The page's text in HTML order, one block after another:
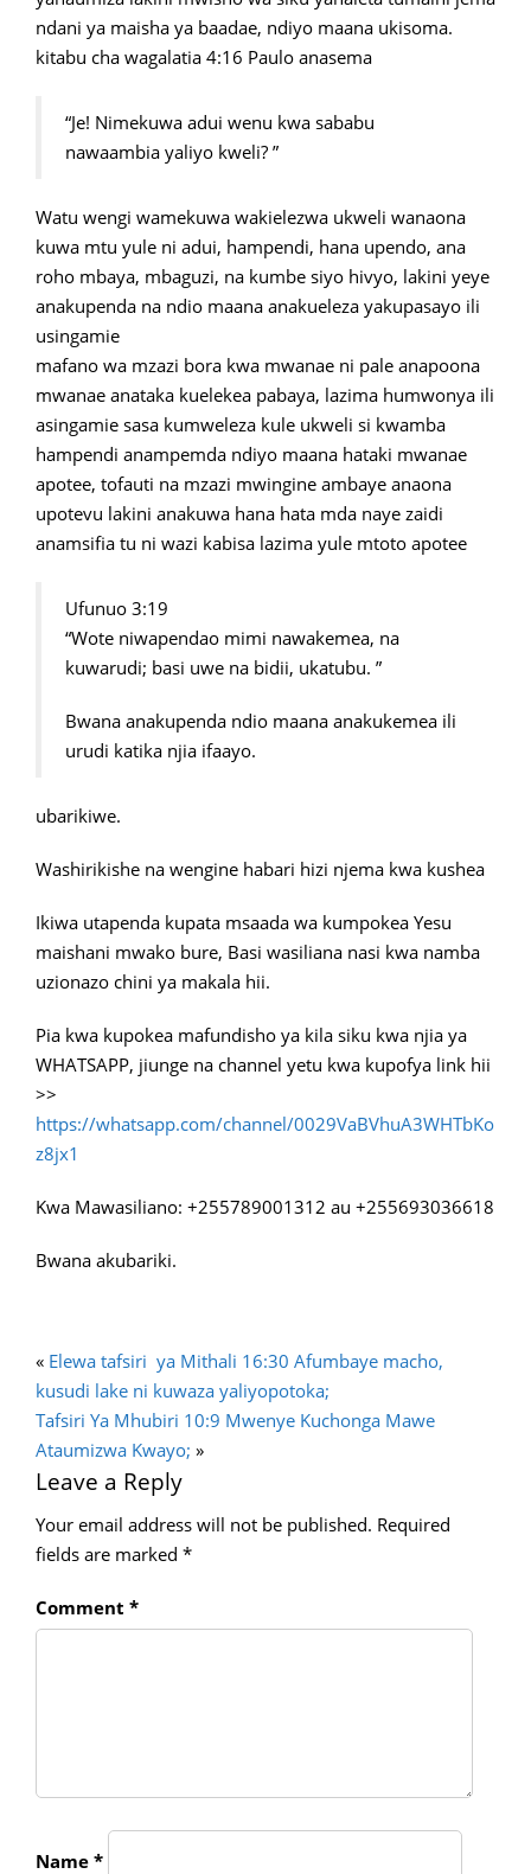
ndani ya maisha ya baadae, ndiyo maana ukisoma.
kitabu cha wagalatia 4:16 Paulo anasema
“Je! Nimekuwa adui wenu kwa sababu
nawaambia yaliyo kweli? ”
Watu wengi wamekuwa wakielezwa ukweli wanaona
kuwa mtu yule ni adui, hampendi, hana upendo, ana
roho mbaya, mbaguzi, na kumbe siyo hivyo, lakini yeye
anakupenda na ndio maana anakueleza yakupasayo ili
usingamie
mafano wa mzazi bora kwa mwanae ni pale anapoona
mwanae anataka kuelekea pabaya, lazima humwonya ili
asingamie sasa kumweleza kule ukweli si kwamba
hampendi anampemda ndiyo maana hataki mwanae
apotee, tofauti na mzazi mwingine ambaye anaona
upotevu lakini anakuwa hana hata mda naye zaidi
anamsifia tu ni wazi kabisa lazima yule mtoto apotee
Ufunuo 3:19
“Wote niwapendao mimi nawakemea, na
kuwarudi; basi uwe na bidii, ukatubu. ”
Bwana anakupenda ndio maana anakukemea ili
urudi katika njia ifaayo.
ubarikiwe.
Washirikishe na wengine habari hizi njema kwa kushea
Ikiwa utapenda kupata msaada wa kumpokea Yesu
maishani mwako bure, Basi wasiliana nasi kwa namba
uzionazo chini ya makala hii.
Pia kwa kupokea mafundisho ya kila siku kwa njia ya
WHATSAPP, jiunge na channel yetu kwa kupofya link hii
>>
https://whatsapp.com/channel/0029VaBVhuA3WHTbKo
z8jx1
Kwa Mawasiliano: +255789001312 au +255693036618
Bwana akubariki.
« Elewa tafsiri ya Mithali 16:30 Afumbaye macho,
kusudi lake ni kuwaza yaliyopotoka;
Tafsiri Ya Mhubiri 10:9 Mwenye Kuchonga Mawe
Ataumizwa Kwayo; »
Leave a Reply
Your email address will not be published. Required
fields are marked *
Comment *
Name *